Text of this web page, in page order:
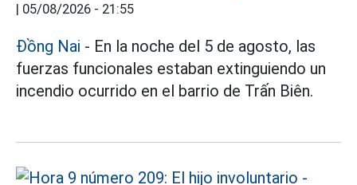
| 05/08/2026 - 21:55
Đồng Nai - En la noche del 5 de agosto, las
fuerzas funcionales estaban extinguiendo un
incendio ocurrido en el barrio de Trấn Biên.